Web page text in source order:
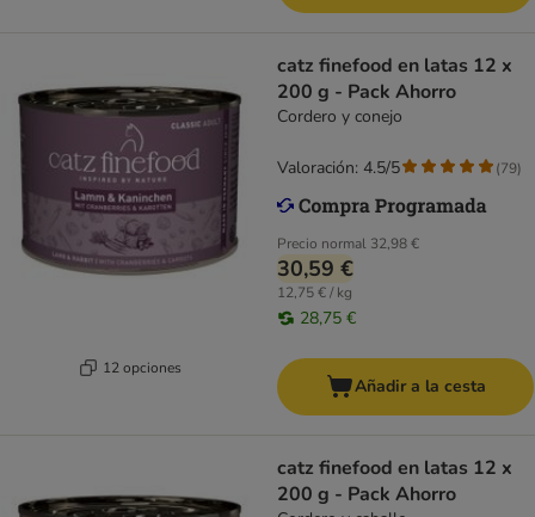
12 opciones
catz finefood en latas 12 x
200 g - Pack Ahorro
Cordero y conejo
Precio normal 32,98 €
30,59 €
12,75 € / kg
28,75 €
Valoración: 4.5/5 (79)
Añadir a la cesta
catz finefood en latas 12 x
200 g - Pack Ahorro